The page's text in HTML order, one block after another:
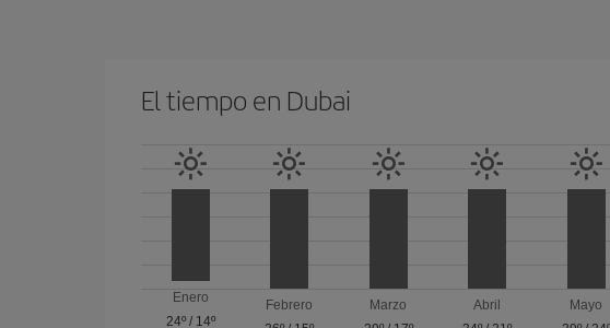
El tiempo en Dubai
Enero
24º/ 14º
Febrero
Marzo
Abril
Mayo